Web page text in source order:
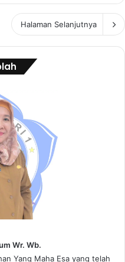
Halaman Selanjutnya
Wr. Wb.
Yang Maha Esa yang telah